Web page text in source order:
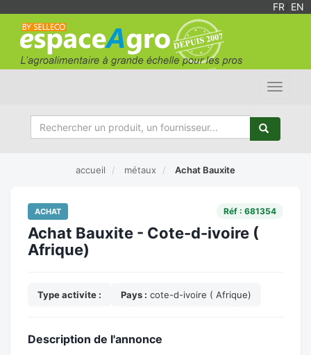
FR EN
Toggle
accueil métaux Achat Bauxite
ACHAT Réf : 681354
Achat Bauxite - Cote-d-ivoire (
Afrique)
Type activite : Pays : cote-d-ivoire ( Afrique)
Description de l'annonce